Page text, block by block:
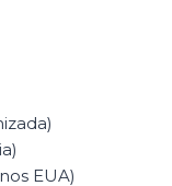
EUA)